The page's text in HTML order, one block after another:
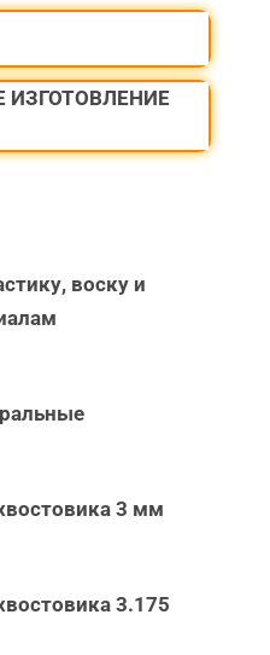
воску и
3 мм
3.175